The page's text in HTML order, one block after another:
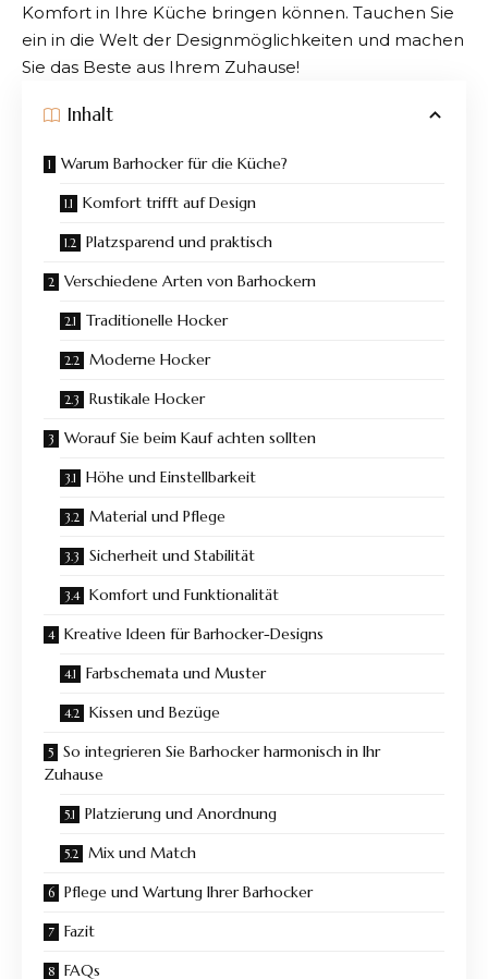
Komfort in Ihre Küche bringen können. Tauchen Sie
ein in die Welt der Designmöglichkeiten und machen
Sie das Beste aus Ihrem Zuhause!
Inhalt
Warum Barhocker für die Küche?
Komfort trifft auf Design
Platzsparend und praktisch
Verschiedene Arten von Barhockern
Traditionelle Hocker
Moderne Hocker
Rustikale Hocker
Worauf Sie beim Kauf achten sollten
Höhe und Einstellbarkeit
Material und Pflege
Sicherheit und Stabilität
Komfort und Funktionalität
Kreative Ideen für Barhocker-Designs
Farbschemata und Muster
Kissen und Bezüge
So integrieren Sie Barhocker harmonisch in Ihr
Zuhause
Platzierung und Anordnung
Mix und Match
Pflege und Wartung Ihrer Barhocker
Fazit
FAQs